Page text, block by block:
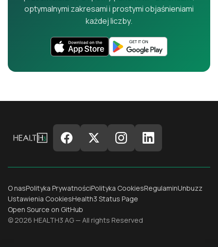
optymalnymi zakresami i prostymi objaśnieniami
każdej liczby.
O nasPolityka PrywatnościPolityka CookiesRegulaminUnbuzz
Ustawienia CookiesHealth3 Status Page
Open Source on GitHub
© 2026 HEALTH3 AG — All rights Reserved